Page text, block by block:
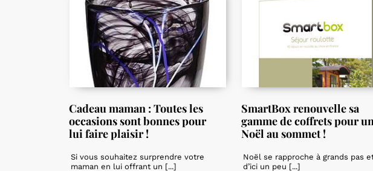
Cadeau maman : Toutes les
occasions sont bonnes pour
lui faire plaisir !
Si vous souhaitez surprendre votre
maman en lui offrant un [...]
SmartBox renouvelle sa
gamme de coffrets pour
Noël au sommet !
Noël se rapproche à grands pas
d’ici un peu [...]